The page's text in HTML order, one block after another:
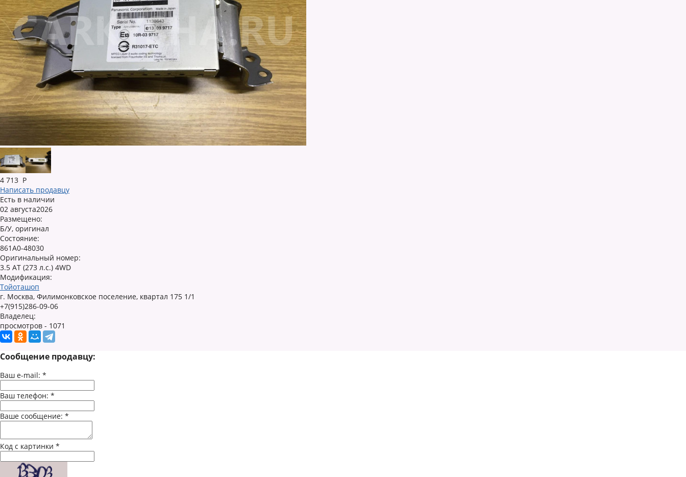
4 713 Р
Написать продавцу
Есть в наличии
02 августа2026
Размещено:
Б/У, оригинал
Состояние:
861A0-48030
Оригинальный номер:
3.5 AT (273 л.с.) 4WD
Модификация:
Тойоташоп
г. Москва, Филимонковское поселение, квартал 175 1/1
+7(915)286-09-06
Владелец:
просмотров - 1071
Сообщение продавцу:
Ваш e-mail: *
Ваш телефон: *
Ваше сообщение: *
Код с картинки *